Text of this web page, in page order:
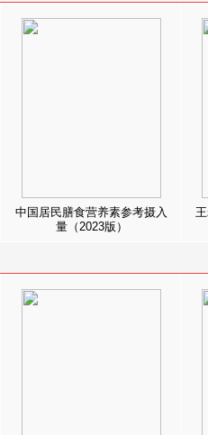
中国居民膳食营养素参考摄入
量（2023版）